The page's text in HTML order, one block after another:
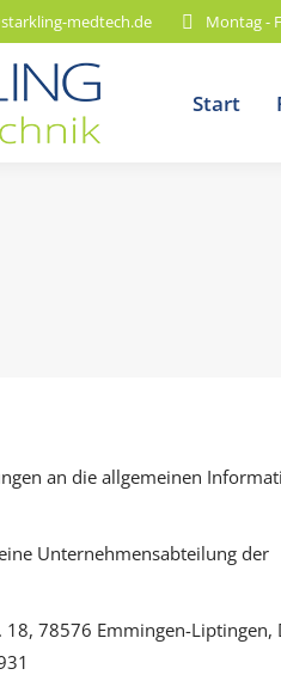
medtech.de Montag -
Start
an die allgemeinen
Unternehmensabteilung der
18, 78576 Emmingen-Liptingen,